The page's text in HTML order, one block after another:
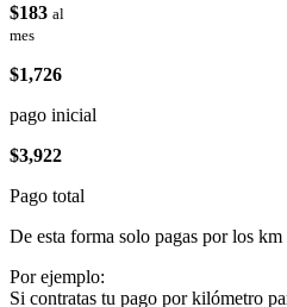
$183 al
mes
$1,726
pago inicial
$3,922
Pago total
De esta forma solo pagas por los km
Por ejemplo:
Si contratas tu pago por kilómetro